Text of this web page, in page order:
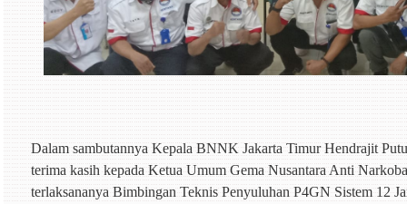
Dalam sambutannya Kepala BNNK Jakarta TimurHendrajit
terima kasih kepada Ketua Umum Gema Nusantara Anti
terlaksananya Bimbingan Teknis Penyuluhan P4GN Sistem 12